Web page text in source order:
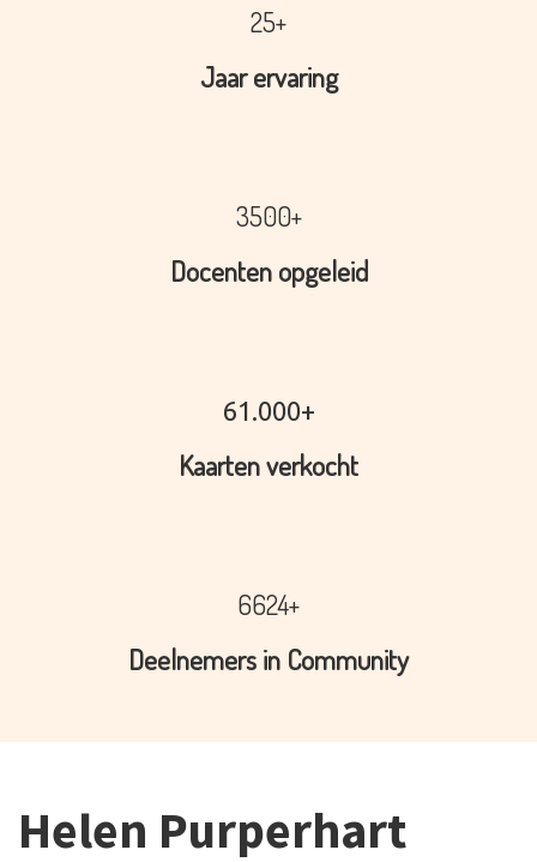
25+
Jaar ervaring
3500+
Docenten opgeleid
61.000+
Kaarten verkocht
6624+
Deelnemers in Community
Helen Purperhart